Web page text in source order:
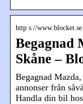
http s://
Begagnad
Skåne –
Begagnad
annonser från
Handla din bil